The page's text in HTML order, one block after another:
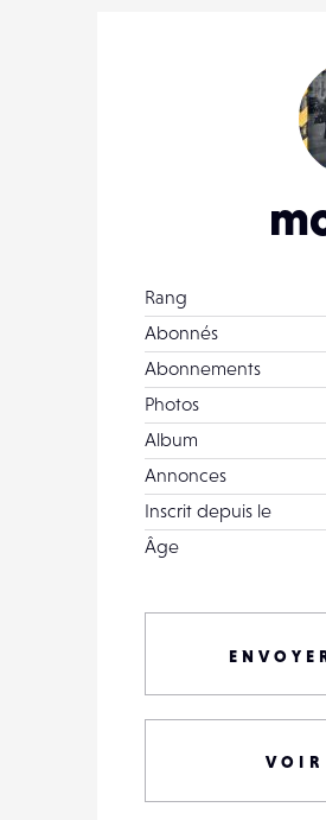
Rang
Abonnés
Abonnements
Photos
Album
Annonces
Inscrit depuis le
Âge
VOIR